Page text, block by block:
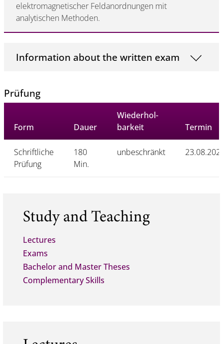
elektromagnetischer Feldanordnungen mit
analytischen Methoden.
Information about the written exam
Prüfung
Form Dauer
Wiederhol-
barkeit
Termin
Schriftliche
Prüfung
180
Min.
unbeschränkt
Study and Teaching
Lectures
Exams
Bachelor and Master Theses
Complementary Skills